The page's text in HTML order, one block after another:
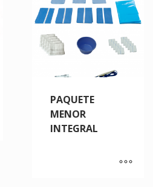
PAQUETE
MENOR
INTEGRAL